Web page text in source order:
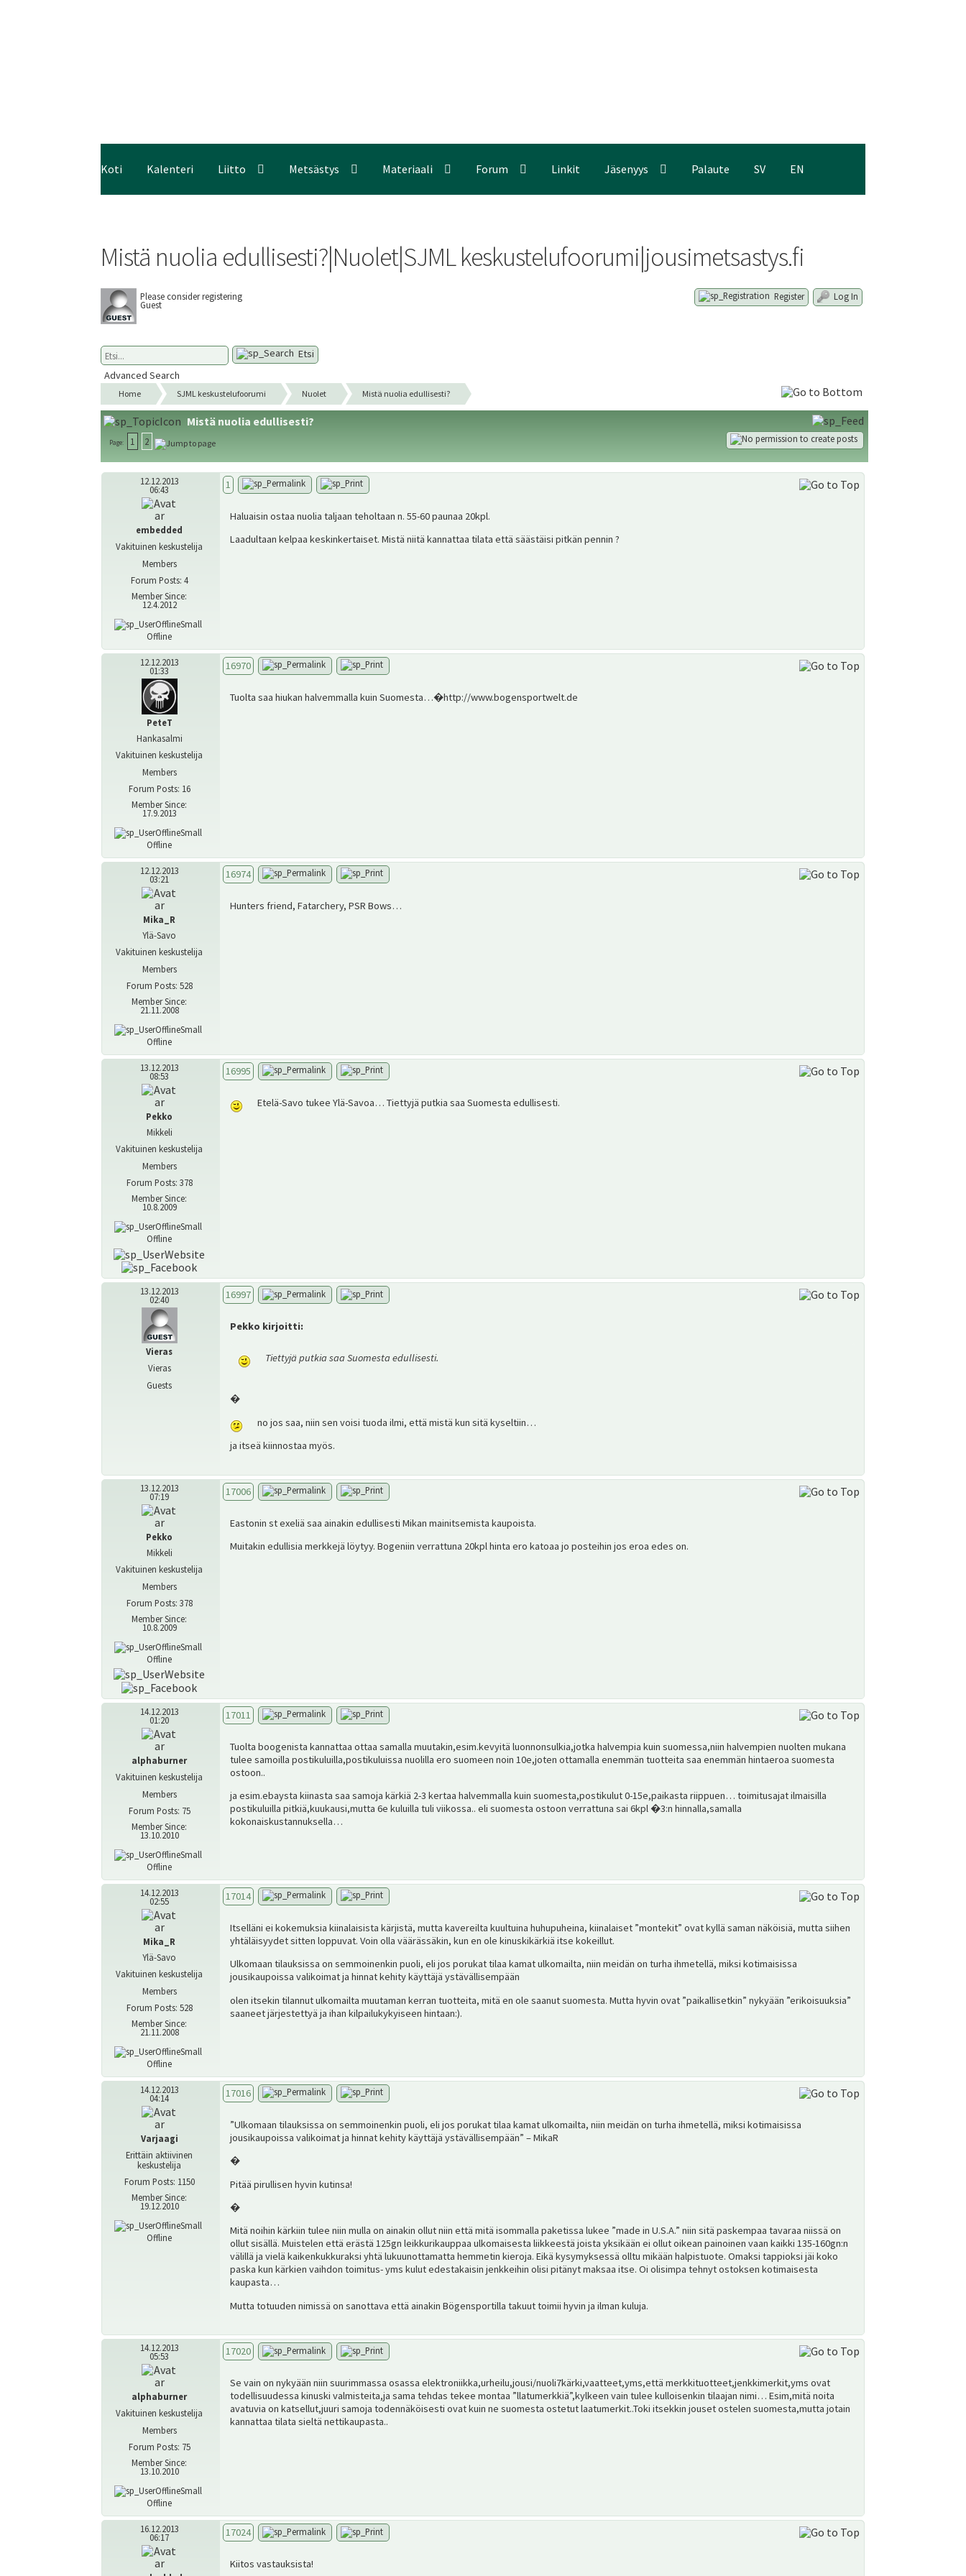
Koti Kalenteri Liitto Metsästys Materiaali Forum Linkit Jäsenyys Palaute SV EN
Mistä nuolia edullisesti?|Nuolet|SJML keskustelufoorumi|jousimetsastys.fi
Please consider registering
Guest
Log In
Register
Etsi
Advanced Search
Home SJML keskustelufoorumi Nuolet Mistä nuolia edullisesti?
Mistä nuolia edullisesti?
Page: 1 2
12.12.2013
06:43
embedded
Vakituinen keskustelija
Members
Forum Posts: 4
Member Since:
12.4.2012
Offline
1
Haluaisin ostaa nuolia taljaan teholtaan n. 55-60 paunaa 20kpl.
Laadultaan kelpaa keskinkertaiset. Mistä niitä kannattaa tilata että säästäisi pitkän pennin ?
12.12.2013
01:33
PeteT
Hankasalmi
Vakituinen keskustelija
Members
Forum Posts: 16
Member Since:
17.9.2013
Offline
16970
Tuolta saa hiukan halvemmalla kuin Suomesta…�http://www.bogensportwelt.de
12.12.2013
03:21
Mika_R
Ylä-Savo
Vakituinen keskustelija
Members
Forum Posts: 528
Member Since:
21.11.2008
Offline
16974
Hunters friend, Fatarchery, PSR Bows…
13.12.2013
08:53
Pekko
Mikkeli
Vakituinen keskustelija
Members
Forum Posts: 378
Member Since:
10.8.2009
Offline
16995
Etelä-Savo tukee Ylä-Savoa… Tiettyjä putkia saa Suomesta edullisesti.
13.12.2013
02:40
Vieras
Vieras
Guests
16997
Pekko kirjoitti:
Tiettyjä putkia saa Suomesta edullisesti.
�
no jos saa, niin sen voisi tuoda ilmi, että mistä kun sitä kyseltiin…
ja itseä kiinnostaa myös.
13.12.2013
07:19
Pekko
Mikkeli
Vakituinen keskustelija
Members
Forum Posts: 378
Member Since:
10.8.2009
Offline
17006
Eastonin st exeliä saa ainakin edullisesti Mikan mainitsemista kaupoista.
Muitakin edullisia merkkejä löytyy. Bogeniin verrattuna 20kpl hinta ero katoaa jo posteihin jos eroa edes on.
14.12.2013
01:20
alphaburner
Vakituinen keskustelija
Members
Forum Posts: 75
Member Since:
13.10.2010
Offline
17011
Tuolta boogenista kannattaa ottaa samalla muutakin,esim.kevyitä luonnonsulkia,jotka halvempia kuin suomessa,niin halvempien nuolten mukana
tulee samoilla postikuluilla,postikuluissa nuolilla ero suomeen noin 10e,joten ottamalla enemmän tuotteita saa enemmän hintaeroa suomesta
ostoon..
ja esim.ebaysta kiinasta saa samoja kärkiä 2-3 kertaa halvemmalla kuin suomesta,postikulut 0-15e,paikasta riippuen… toimitusajat ilmaisilla
postikuluilla pitkiä,kuukausi,mutta 6e kuluilla tuli viikossa.. eli suomesta ostoon verrattuna sai 6kpl �3:n hinnalla,samalla
kokonaiskustannuksella…
14.12.2013
02:55
Mika_R
Ylä-Savo
Vakituinen keskustelija
Members
Forum Posts: 528
Member Since:
21.11.2008
Offline
17014
Itselläni ei kokemuksia kiinalaisista kärjistä, mutta kavereilta kuultuina huhupuheina, kiinalaiset ”montekit” ovat kyllä saman näköisiä, mutta siihen
yhtäläisyydet sitten loppuvat. Voin olla väärässäkin, kun en ole kinuskikärkiä itse kokeillut.
Ulkomaan tilauksissa on semmoinenkin puoli, eli jos porukat tilaa kamat ulkomailta, niin meidän on turha ihmetellä, miksi kotimaisissa
jousikaupoissa valikoimat ja hinnat kehity käyttäjä ystävällisempään
olen itsekin tilannut ulkomailta muutaman kerran tuotteita, mitä en ole saanut suomesta. Mutta hyvin ovat ”paikallisetkin” nykyään ”erikoisuuksia”
saaneet järjestettyä ja ihan kilpailukykyiseen hintaan:).
14.12.2013
04:14
Varjaagi
Erittäin aktiivinen
keskustelija
Forum Posts: 1150
Member Since:
19.12.2010
Offline
17016
”Ulkomaan tilauksissa on semmoinenkin puoli, eli jos porukat tilaa kamat ulkomailta, niin meidän on turha ihmetellä, miksi kotimaisissa
jousikaupoissa valikoimat ja hinnat kehity käyttäjä ystävällisempään” – MikaR
�
Pitää pirullisen hyvin kutinsa!
�
Mitä noihin kärkiin tulee niin mulla on ainakin ollut niin että mitä isommalla paketissa lukee ”made in U.S.A.” niin sitä paskempaa tavaraa niissä on
ollut sisällä. Muistelen että erästä 125gn leikkurikauppaa ulkomaisesta liikkeestä joista yksikään ei ollut oikean painoinen vaan kaikki 135-160gn:n
välillä ja vielä kaikenkukkuraksi yhtä lukuunottamatta hemmetin kieroja. Eikä kysymyksessä olltu mikään halpistuote. Omaksi tappioksi jäi koko
paska kun kärkien vaihdon toimitus- yms kulut edestakaisin jenkkeihin olisi pitänyt maksaa itse. Oi olisimpa tehnyt ostoksen kotimaisesta
kaupasta…
Mutta totuuden nimissä on sanottava että ainakin Bögensportilla takuut toimii hyvin ja ilman kuluja.
14.12.2013
05:53
alphaburner
Vakituinen keskustelija
Members
Forum Posts: 75
Member Since:
13.10.2010
Offline
17020
Se vain on nykyään niin suurimmassa osassa elektroniikka,urheilu,jousi/nuoli7kärki,vaatteet,yms,että merkkituotteet,jenkkimerkit,yms ovat
todellisuudessa kinuski valmisteita,ja sama tehdas tekee montaa ”llatumerkkiä”,kylkeen vain tulee kulloisenkin tilaajan nimi… Esim,mitä noita
avatuvia on katsellut,juuri samoja todennäköisesti ovat kuin ne suomesta ostetut laatumerkit..Toki itsekkin jouset ostelen suomesta,mutta jotain
kannattaa tilata sieltä nettikaupasta..
16.12.2013
06:17 17024
Kiitos vastauksista!